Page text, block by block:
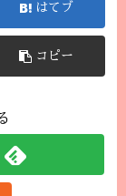
はてブ
コピー